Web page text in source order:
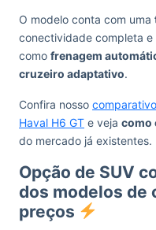
O modelo conta com uma
conectividade completa
como frenagem
cruzeiro adaptativo.
Confira nosso
Haval H6 GT e veja como
do mercado já existentes.
Opção de SUV
dos modelos de
preços